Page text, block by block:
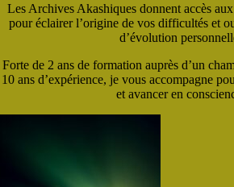
Les Archives Akashiques donnent accès
pour éclairer l’origine de vos difficultés et
d’évolution
Forte de 2 ans de formation auprès d’un
10 ans d’expérience, je vous accompagne
et avancer en